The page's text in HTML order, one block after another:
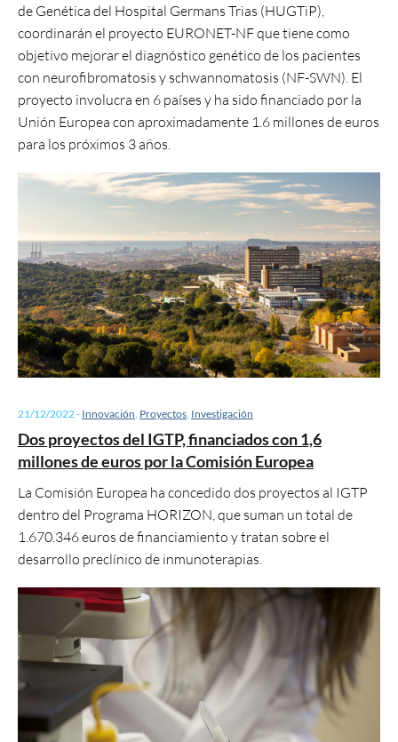
de Genética del Hospital Germans Trias (HUGTiP),
coordinarán el proyecto EURONET-NF que tiene como
objetivo mejorar el diagnóstico genético de los pacientes
con neurofibromatosis y schwannomatosis (NF-SWN). El
proyecto involucra en 6 países y ha sido financiado por la
Unión Europea con aproximadamente 1.6 millones de euros
para los próximos 3 años.
21/12/2022- Innovación, Proyectos, Investigación
Dos proyectos del IGTP, financiados con 1,6
millones de euros por la Comisión Europea
La Comisión Europea ha concedido dos proyectos al IGTP
dentro del Programa HORIZON, que suman un total de
1.670.346 euros de financiamiento y tratan sobre el
desarrollo preclínico de inmunoterapias.